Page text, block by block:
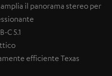
il panorama stereo per
C 5.1
efficiente Texas